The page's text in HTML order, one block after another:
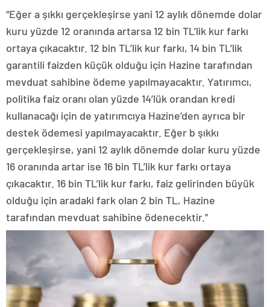
“Eğer a şıkkı gerçekleşirse yani 12 aylık dönemde dolar
kuru yüzde 12 oranında artarsa 12 bin TL’lik kur farkı
ortaya çıkacaktır. 12 bin TL’lik kur farkı, 14 bin TL’lik
garantili faizden küçük olduğu için Hazine tarafından
mevduat sahibine ödeme yapılmayacaktır. Yatırımcı,
politika faiz oranı olan yüzde 14’lük orandan kredi
kullanacağı için de yatırımcıya Hazine’den ayrıca bir
destek ödemesi yapılmayacaktır. Eğer b şıkkı
gerçekleşirse, yani 12 aylık dönemde dolar kuru yüzde
16 oranında artar ise 16 bin TL’lik kur farkı ortaya
çıkacaktır. 16 bin TL’lik kur farkı, faiz gelirinden büyük
olduğu için aradaki fark olan 2 bin TL, Hazine
tarafından mevduat sahibine ödenecektir.”